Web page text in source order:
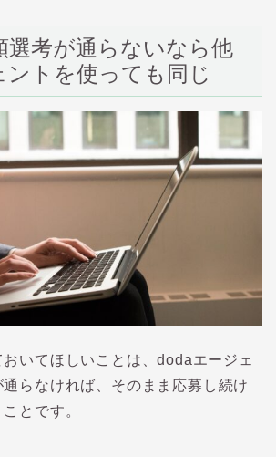
選考が通らないなら他
ントを使っても同じ
おいてほしいことは、dodaエージェ
らなければ、そのまま応募し続け
とです。